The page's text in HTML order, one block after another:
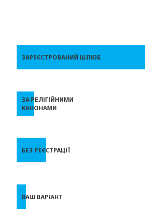
ЗАРЕЄСТРОВАНИЙ ШЛЮБ
ЗА РЕЛІГІЙНИМИ
КАНОНАМИ
БЕЗ РЕЄСТРАЦІЇ
ВАШ ВАРІАНТ